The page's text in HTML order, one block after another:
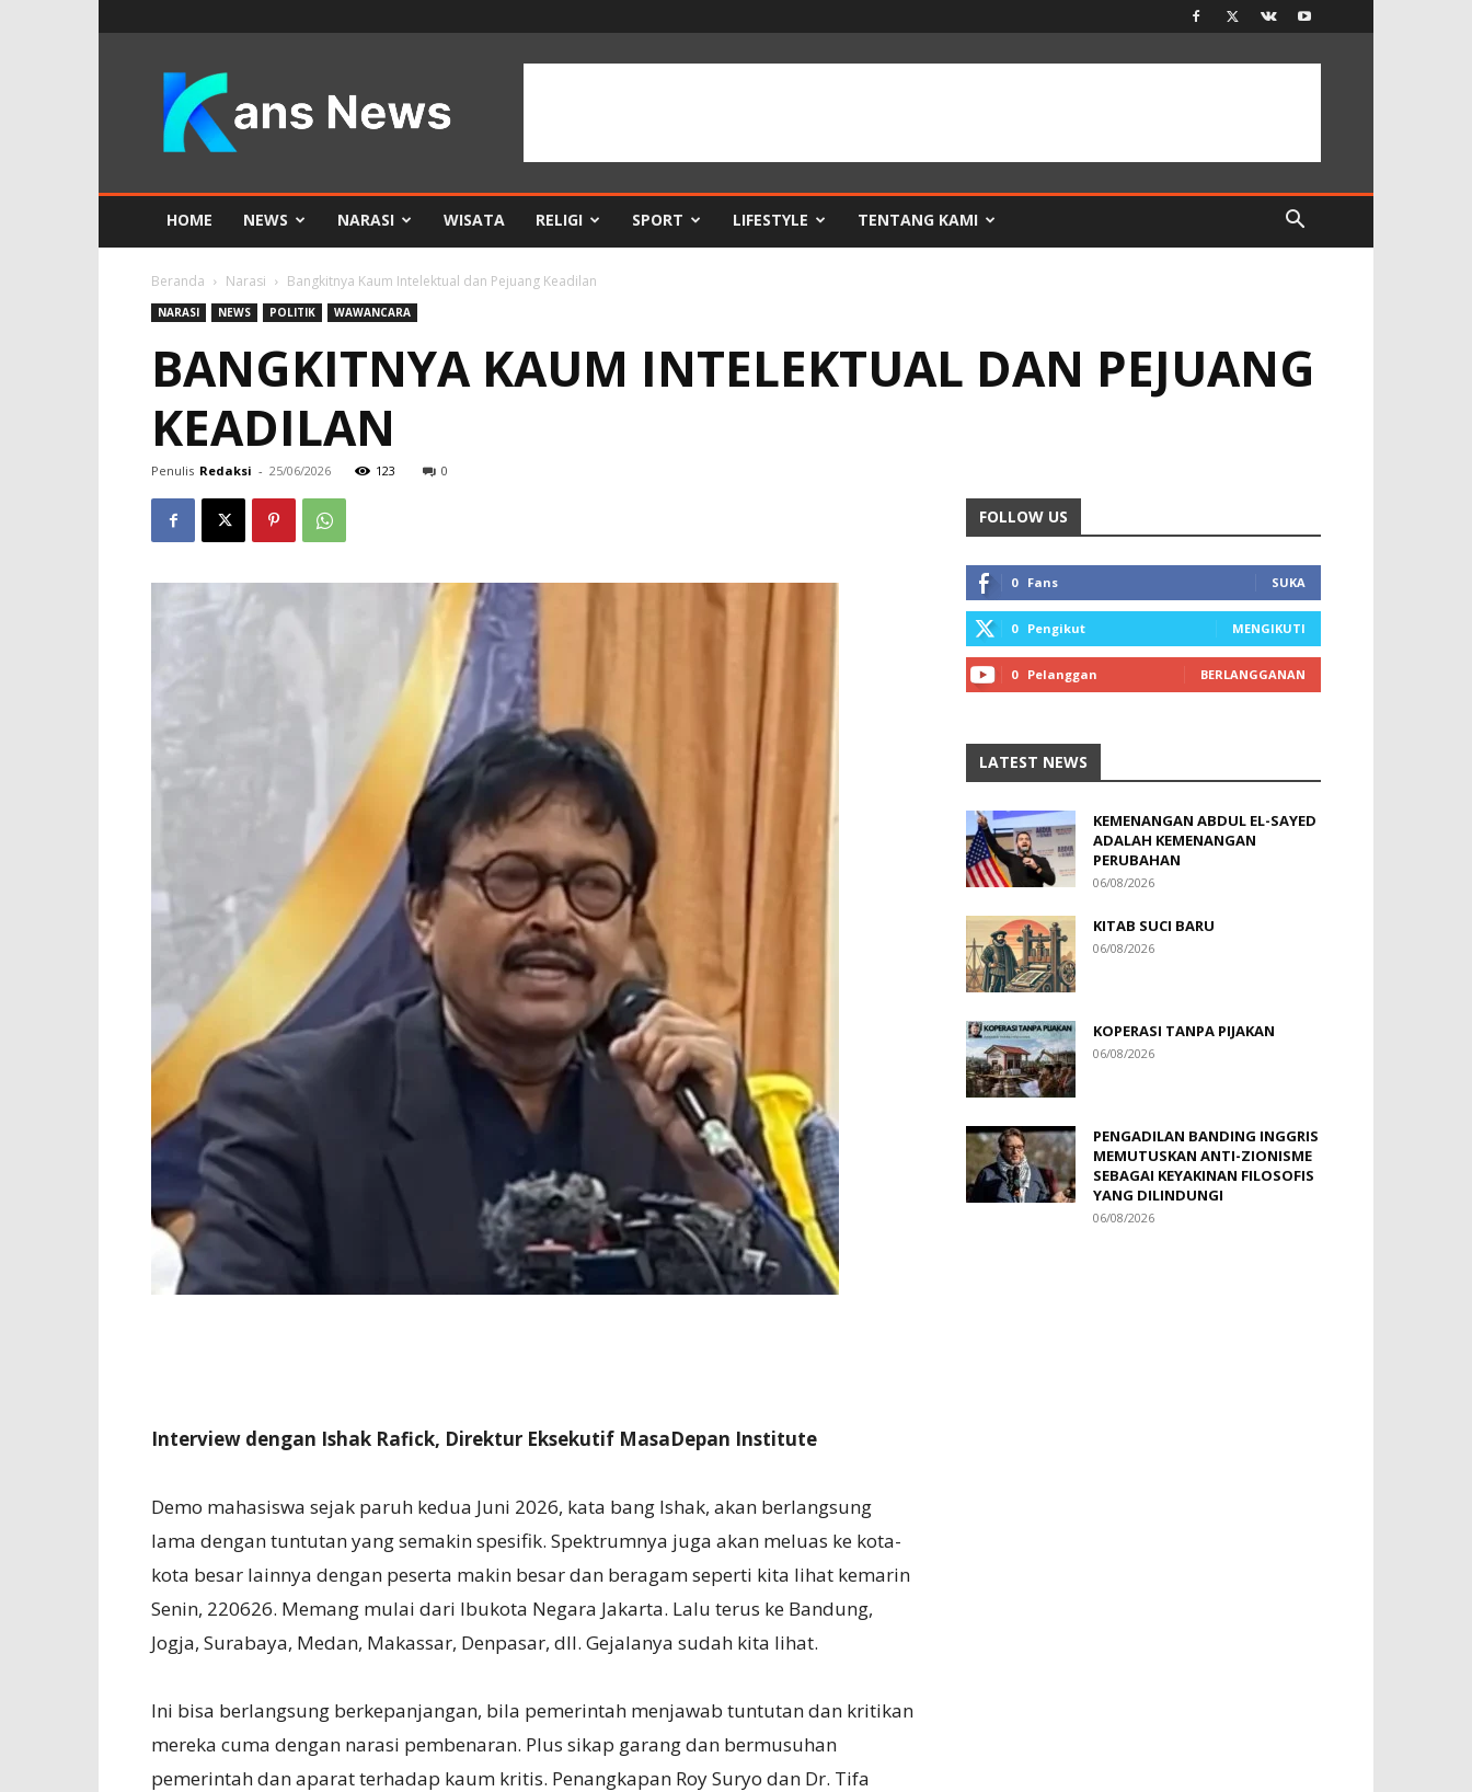
KANS
News
HOME NEWS NARASI WISATA RELIGI SPORT LIFESTYLE TENTANG KAMI
Beranda Narasi Bangkitnya Kaum Intelektual dan Pejuang Keadilan
NARASI NEWS POLITIK WAWANCARA
BANGKITNYA KAUM INTELEKTUAL DAN PEJUANG
KEADILAN
Penulis Redaksi - 25/06/2026 123 0
Interview dengan Ishak Rafick, Direktur Eksekutif MasaDepan Institute
Demo mahasiswa sejak paruh kedua Juni 2026, kata bang Ishak, akan berlangsung
lama dengan tuntutan yang semakin spesifik. Spektrumnya juga akan meluas ke kota-
kota besar lainnya dengan peserta makin besar dan beragam seperti kita lihat kemarin
Senin, 220626. Memang mulai dari Ibukota Negara Jakarta. Lalu terus ke Bandung,
Jogja, Surabaya, Medan, Makassar, Denpasar, dll. Gejalanya sudah kita lihat.
Ini bisa berlangsung berkepanjangan, bila pemerintah menjawab tuntutan dan kritikan
mereka cuma dengan narasi pembenaran. Plus sikap garang dan bermusuhan
pemerintah dan aparat terhadap kaum kritis. Penangkapan Roy Suryo dan Dr. Tifa
FOLLOW US
0 Fans SUKA
0 Pengikut MENGIKUTI
0 Pelanggan BERLANGGANAN
LATEST NEWS
KEMENANGAN ABDUL EL-SAYED
ADALAH KEMENANGAN
PERUBAHAN
06/08/2026
KITAB SUCI BARU
06/08/2026
KOPERASI TANPA PIJAKAN
06/08/2026
PENGADILAN BANDING INGGRIS
MEMUTUSKAN ANTI-ZIONISME
SEBAGAI KEYAKINAN FILOSOFIS
YANG DILINDUNGI
06/08/2026